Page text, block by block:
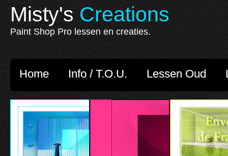
Misty's Creations
Paint Shop Pro lessen en creaties.
Home Info / T.O.U. Lessen Oud